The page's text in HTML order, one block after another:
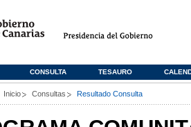
CONSULTA TESAURO
Inicio Consultas Resultado Consulta